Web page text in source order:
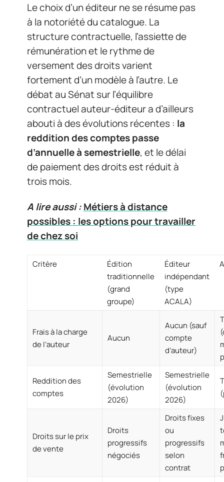
Le choix d’un éditeur ne se résume pas
à la notoriété du catalogue. La
structure contractuelle, l’assiette de
rémunération et le rythme de
versement des droits varient
fortement d’un modèle à l’autre. Le
débat au Sénat sur l’équilibre
contractuel auteur-éditeur a d’ailleurs
abouti à des évolutions récentes : la
reddition des comptes passe
d’annuelle à semestrielle, et le délai
de paiement des droits est réduit à
trois mois.
A lire aussi :Métiers à distance
possibles : les options pour travailler
de chez soi
Critère
Édition
traditionnelle
(grand
groupe)
Éditeur
indépendant
(type
ACALA)
Frais à la charge
de l’auteur
Aucun
Aucun (sauf
compte
d’auteur)
Reddition des
comptes
Semestrielle
(évolution
2026)
Semestrielle
(évolution
2026)
Droits sur le prix
de vente
Droits
progressifs
négociés
Droits fixes
ou
progressifs
selon
contrat